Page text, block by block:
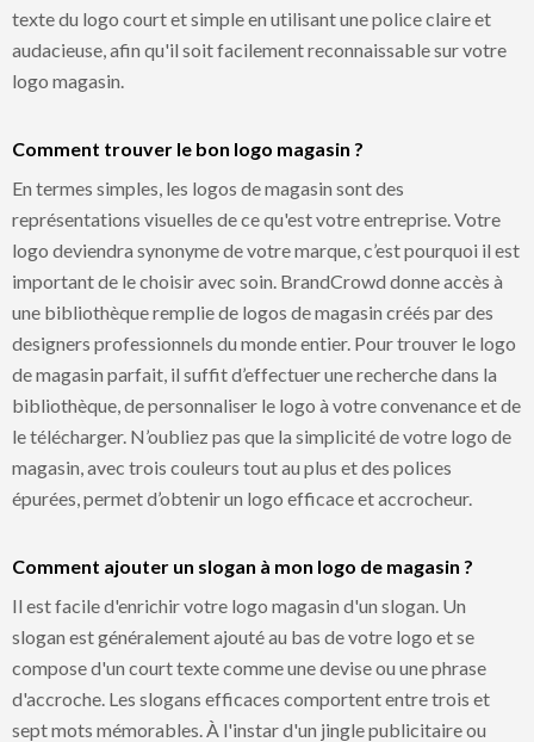
texte du logo court et simple en utilisant une police claire et
audacieuse, afin qu'il soit facilement reconnaissable sur votre
logo magasin.
Comment trouver le bon logo magasin ?
En termes simples, les logos de magasin sont des
représentations visuelles de ce qu'est votre entreprise. Votre
logo deviendra synonyme de votre marque, c’est pourquoi il est
important de le choisir avec soin. BrandCrowd donne accès à
une bibliothèque remplie de logos de magasin créés par des
designers professionnels du monde entier. Pour trouver le logo
de magasin parfait, il suffit d’effectuer une recherche dans la
bibliothèque, de personnaliser le logo à votre convenance et de
le télécharger. N’oubliez pas que la simplicité de votre logo de
magasin, avec trois couleurs tout au plus et des polices
épurées, permet d’obtenir un logo efficace et accrocheur.
Comment ajouter un slogan à mon logo de magasin ?
Il est facile d'enrichir votre logo magasin d'un slogan. Un
slogan est généralement ajouté au bas de votre logo et se
compose d'un court texte comme une devise ou une phrase
d'accroche. Les slogans efficaces comportent entre trois et
sept mots mémorables. À l'instar d'un jingle publicitaire ou